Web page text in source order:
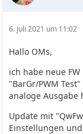
6. Juli 2021 um 11:02
Hallo OMs,
ich habe neue
"BarGr/PWM
analoge
Update mit
Einstellungen